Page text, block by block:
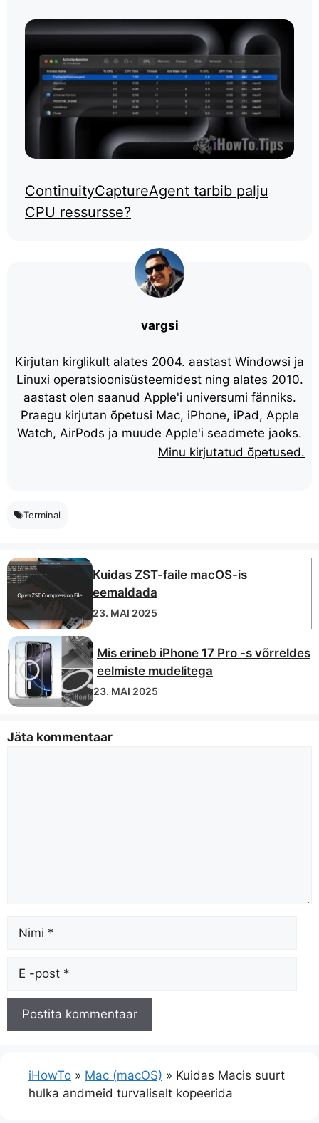
ContinuityCaptureAgent tarbib palju
CPU ressursse?
vargsi
Kirjutan kirglikult alates 2004. aastast Windowsi ja
Linuxi operatsioonisüsteemidest ning alates 2010.
aastast olen saanud Apple'i universumi fänniks.
Praegu kirjutan õpetusi Mac, iPhone, iPad, Apple
Watch, AirPods ja muude Apple'i seadmete jaoks.
Minu kirjutatud õpetused.
Terminal
Kuidas ZST-faile macOS-is
eemaldada
23. MAI 2025
Mis erineb iPhone 17 Pro -s võrreldes
eelmiste mudelitega
23. MAI 2025
Jäta kommentaar
iHowTo » Mac (macOS) » Kuidas Macis suurt
hulka andmeid turvaliselt kopeerida